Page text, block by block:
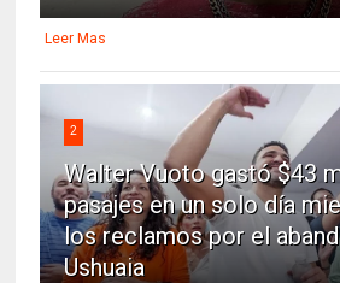
Leer Mas
2
Walter Vuoto gastó $43
pasajes en un solo día
los reclamos por el
Ushuaia